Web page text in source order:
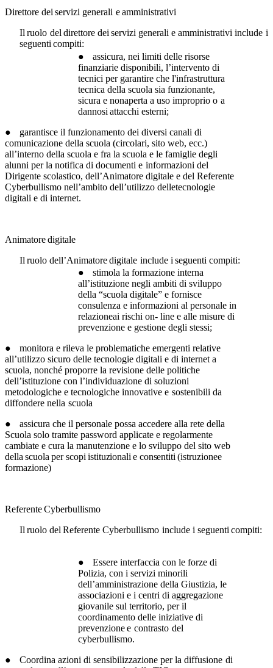
Direttore dei servizi generali e amministrativi
Il ruolo del direttore dei servizi generali e amministrativi include i
seguenti compiti:
●
assicura, nei limiti delle risorse
finanziarie disponibili, l’intervento di
tecnici per garantire che l'infrastruttura
tecnica della scuola sia funzionante,
sicura e nonaperta a uso improprio o a
dannosi attacchi esterni;
●
garantisce il funzionamento dei diversi canali di
comunicazione della scuola (circolari, sito web, ecc.)
all’interno della scuola e fra la scuola e le famiglie degli
alunni per la notifica di documenti e informazioni del
Dirigente scolastico, dell’Animatore digitale e del Referente
Cyberbullismo nell’ambito dell’utilizzo delletecnologie
digitali e di internet.
Animatore digitale
Il ruolo dell’Animatore digitale include i seguenti compiti:
●
stimola la formazione interna
all’istituzione negli ambiti di sviluppo
della “scuola digitale” e fornisce
consulenza e informazioni al personale in
relazioneai rischi on- line e alle misure di
prevenzione e gestione degli stessi;
●
monitora e rileva le problematiche emergenti relative
all’utilizzo sicuro delle tecnologie digitali e di internet a
scuola, nonché proporre la revisione delle politiche
dell’istituzione con l’individuazione di soluzioni
metodologiche e tecnologiche innovative e sostenibili da
diffondere nella scuola
●
assicura che il personale possa accedere alla rete della
Scuola solo tramite password applicate e regolarmente
cambiate e cura la manutenzione e lo sviluppo del sito web
della scuola per scopiistituzionalie consentiti (istruzionee
formazione)
ReferenteCyberbullismo
Il ruolo del Referente Cyberbullismo include i seguenti compiti:
●
Essere interfaccia con le forze di
Polizia, con i servizi minorili
dell’amministrazione della Giustizia, le
associazioni e i centri di aggregazione
giovanile sul territorio, per il
coordinamento delle iniziative di
prevenzione e contrasto del
cyberbullismo.
●
Coordina azioni di sensibilizzazione per la diffusione di